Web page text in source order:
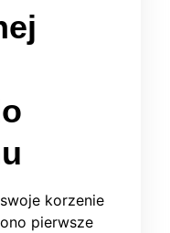
korzenie
pierwsze